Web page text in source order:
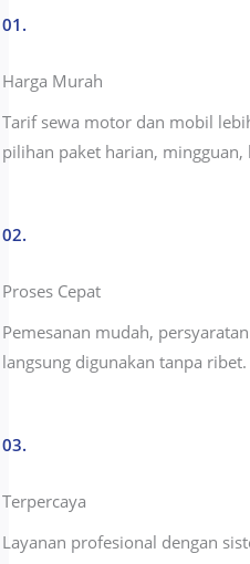
01.
Harga Murah
Tarif sewa motor dan mobil
pilihan paket harian, mingguan,
02.
Proses Cepat
Pemesanan mudah,
langsung digunakan tanpa ribet.
03.
Terpercaya
Layanan profesional dengan